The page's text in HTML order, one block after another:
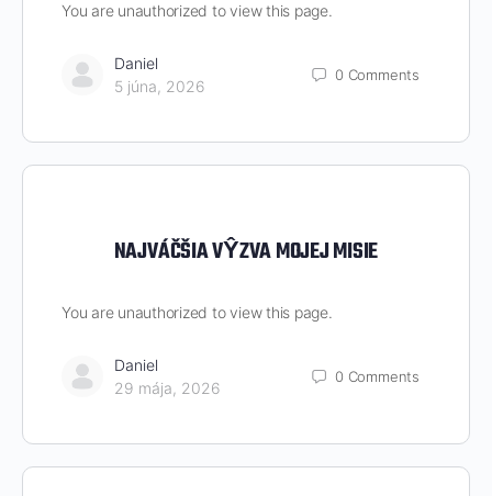
You are unauthorized to view this page.
Daniel
5 júna, 2026
0 Comments
NAJVÁČŠIA VŶZVA MOJEJ MISIE
You are unauthorized to view this page.
Daniel
29 mája, 2026
0 Comments